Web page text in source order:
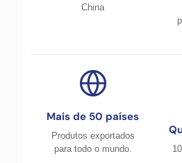
China
Mais de 50 países
Produtos exportados
para todo o mundo.